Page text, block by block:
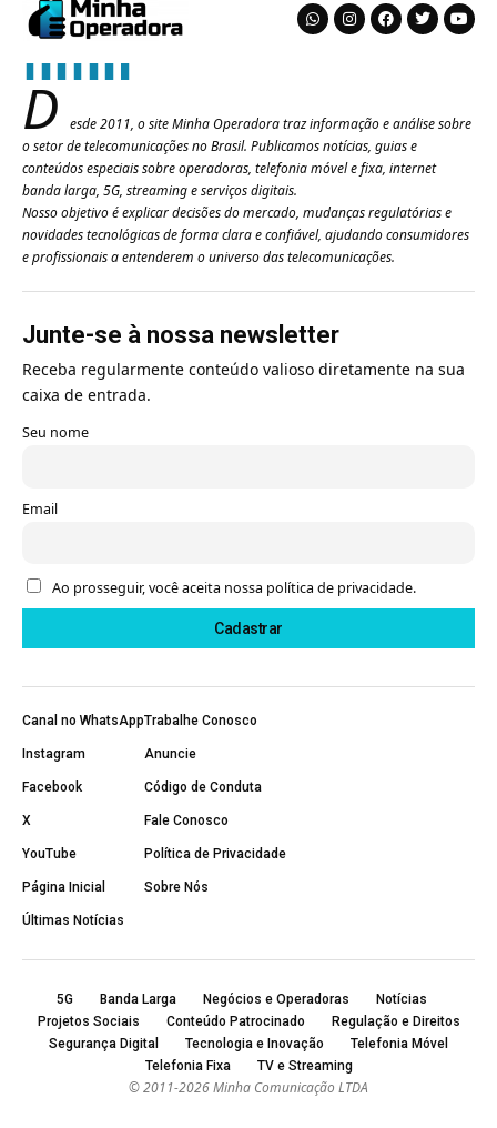
D
esde 2011, o site Minha Operadora traz informação e análise sobre
o setor de telecomunicações no Brasil. Publicamos notícias, guias e
conteúdos especiais sobre operadoras, telefonia móvel e fixa, internet
banda larga, 5G, streaming e serviços digitais.
Nosso objetivo é explicar decisões do mercado, mudanças regulatórias e
novidades tecnológicas de forma clara e confiável, ajudando consumidores
e profissionais a entenderem o universo das telecomunicações.
Junte-se à nossa newsletter
Receba regularmente conteúdo valioso diretamente na sua
caixa de entrada.
Seu nome
Email
Ao prosseguir, você aceita nossa política de privacidade.
Canal no WhatsApp
Instagram
Facebook
X
YouTube
Página Inicial
Últimas Notícias
Trabalhe Conosco
Anuncie
Código de Conduta
Fale Conosco
Política de Privacidade
Sobre Nós
5G Banda Larga Negócios e Operadoras
Notícias
Projetos Sociais
Conteúdo Patrocinado
Regulação e Direitos
Segurança Digital
Tecnologia e Inovação
Telefonia Móvel
Telefonia Fixa
TV e Streaming
© 2011-2026 Minha Comunicação LTDA